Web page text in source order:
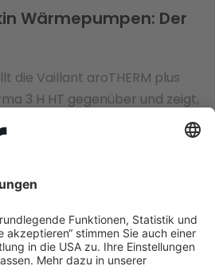
Wärmepumpen: Der
die Vaillant aroTHERM plus
3 H HT gegenüber und zeigt,
liegen.